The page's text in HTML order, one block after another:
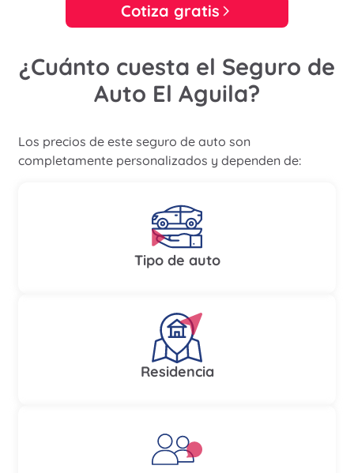
Cotiza gratis
¿Cuánto cuesta el Seguro de
Auto El Aguila?
Los precios de este seguro de auto son
completamente personalizados y dependen de:
Tipo de auto
Residencia